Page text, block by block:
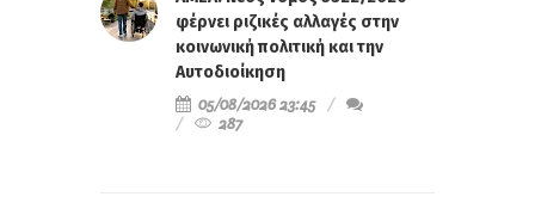
φέρνει ριζικές αλλαγές στην
κοινωνική πολιτική και την
Αυτοδιοίκηση
05/08/2026 23:45
287